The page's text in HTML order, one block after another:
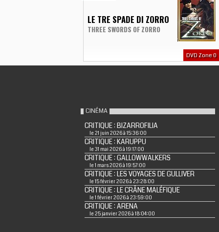
LE TRE SPADE DI ZORRO
THREE SWORDS OF ZORRO
DVD Zone 0
CINÉMA
CRITIQUE : BIZARROFILIA
le 21 juin 2026 à 15:36:00
CRITIQUE : KARUPPU
le 31 mai 2026 à 19:17:00
CRITIQUE : GALLOWWALKERS
le 1 mars 2026 à 19:57:00
CRITIQUE : LES VOYAGES DE GULLIVER
le 15 février 2026 à 23:28:00
CRITIQUE : LE CRÂNE MALÉFIQUE
le 1 février 2026 à 23:59:00
CRITIQUE : ARENA
le 25 janvier 2026 à 18:04:00